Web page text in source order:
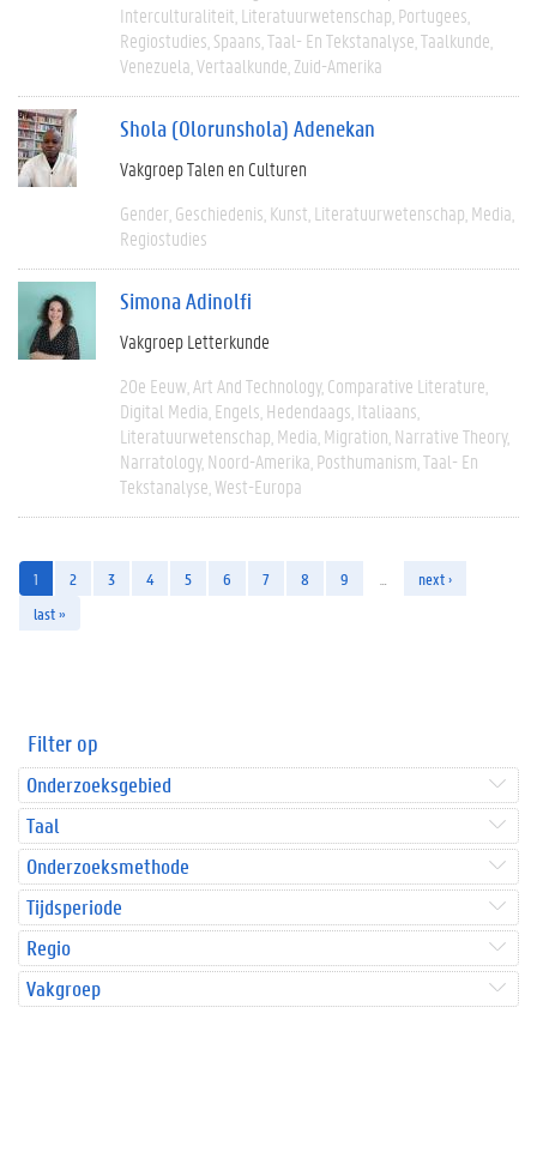
Interculturaliteit Literatuurwetenschap Portugees
Regiostudies Spaans Taal- En Tekstanalyse Taalkunde
Venezuela Vertaalkunde Zuid-Amerika
Shola (Olorunshola) Adenekan
Vakgroep Talen en Culturen
Gender Geschiedenis Kunst Literatuurwetenschap Media
Regiostudies
Simona Adinolfi
Vakgroep Letterkunde
20e Eeuw Art And Technology Comparative Literature
Digital Media Engels Hedendaags Italiaans
Literatuurwetenschap Media Migration Narrative Theory
Narratology Noord-Amerika Posthumanism Taal- En
Tekstanalyse West-Europa
1 2 3 4 5 6 7 8 9
next ›
last »
Filter op
Onderzoeksgebied
Taal
Onderzoeksmethode
Tijdsperiode
Regio
Vakgroep